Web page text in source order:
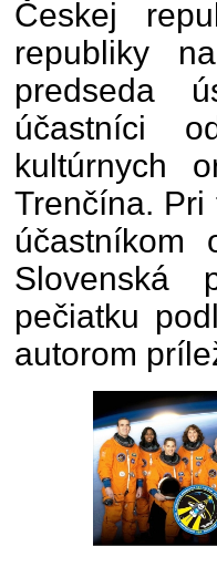
Českej
republiky
predseda
účastníci
kultúrnych
Trenčína.
účastníkom
Slovenská
pečiatku
autorom